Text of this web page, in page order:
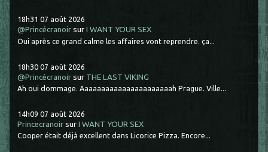
18h31 07 août 2026
@Princécranoir surI WANT YOUR SEX
Oui après ce grand calme les affaires vont reprendre. ça...
18h30 07 août 2026
@Princécranoir sur THE LAST VIKING
Ah oui dommage. Aaaaaaaaaaaaaaaaaaaaaah Prague. Ville...
14h09 07 août 2026
Princecranoir surI WANT YOUR SEX
Cooper était déjà excellent dans Licorice Pizza. Encore...